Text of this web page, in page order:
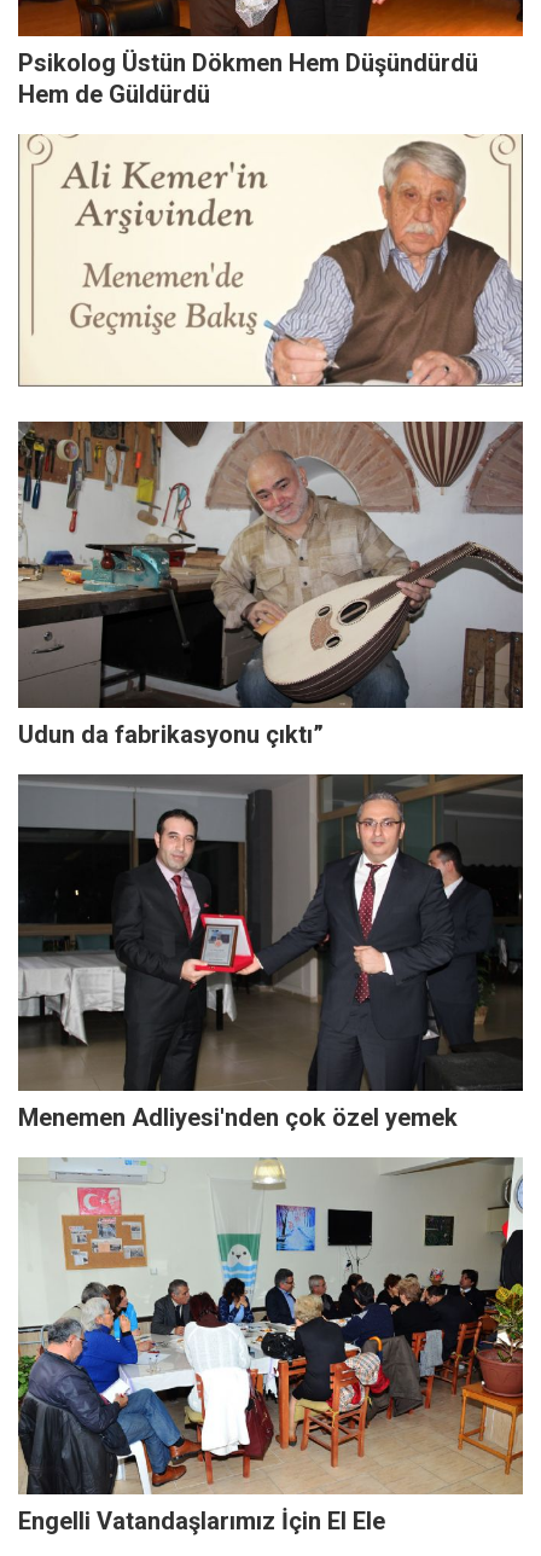
Psikolog Üstün Dökmen Hem Düşündürdü
Hem de Güldürdü
Udun da fabrikasyonu çıktı”
Menemen Adliyesi'nden çok özel yemek
Engelli Vatandaşlarımız İçin El Ele